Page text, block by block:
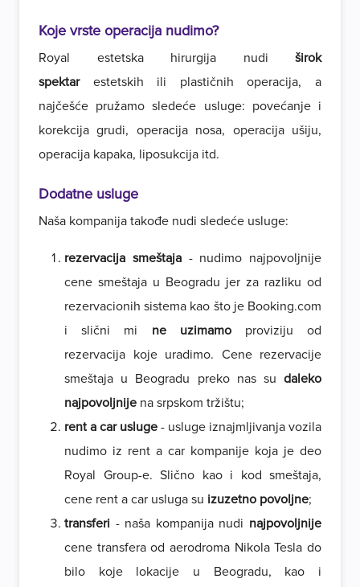
Koje vrste operacija nudimo?
Royal estetska hirurgija nudi širok
spektarestetskih ili plastičnih operacija, a
najčešće pružamo sledeće usluge: povećanje i
korekcija grudi, operacija nosa, operacija ušiju,
operacija kapaka, liposukcija itd.
Dodatne usluge
Naša kompanija takođe nudi sledeće usluge:
rezervacija smeštaja- nudimo najpovoljnije
cene smeštaja u Beogradu jer za razliku od
rezervacionih sistema kao što je Booking.com
i slični mi ne uzimamoproviziju od
rezervacija koje uradimo. Cene rezervacije
smeštaja u Beogradu preko nas su daleko
najpovoljnije na srpskom tržištu;
rent a car usluge - usluge iznajmljivanja vozila
nudimo iz rent a car kompanije koja je deo
Royal Group-e. Slično kao i kod smeštaja,
cene rent a car usluga su izuzetno povoljne;
transferi - naša kompanija nudi najpovoljnije
cene transfera od aerodroma Nikola Tesla do
bilo koje lokacije u Beogradu, kao i